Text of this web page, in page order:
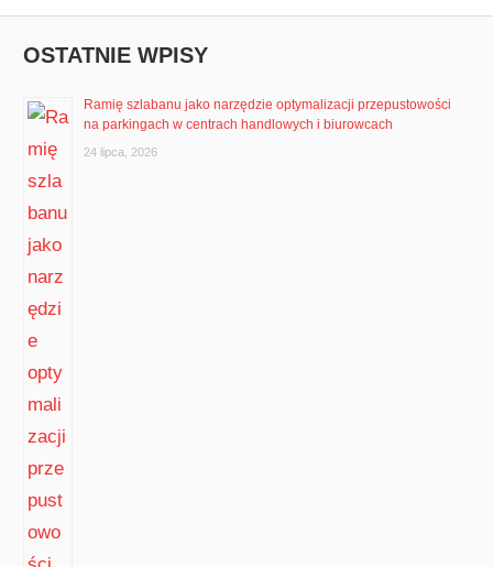
OSTATNIE WPISY
Ramię szlabanu jako narzędzie optymalizacji przepustowości
na parkingach w centrach handlowych i biurowcach
24 lipca, 2026